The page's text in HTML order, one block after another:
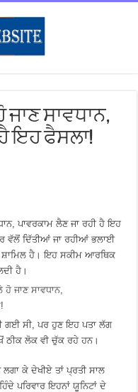
ਜਾਣ ਸਾਵਧਾਨ,
ਇਹ ਫੈਸਲਾ!
ਪਾਵਰਕਾਮ ਲੈਣ ਜਾ ਰਹੀ ਹੈ ਇਹ
ਵੱਲੋਂ ਦਿੱਤੀਆਂ ਜਾ ਰਹੀਆਂ ਭਲਾਈ
ਸ਼ਾਮਿਲ ਹੈ। ਇਹ ਸਕੀਮ ਆਰਥਿਕ
ਹੈ।
ਗਈ ਸੀ, ਪਰ ਹੁਣ ਇਹ ਪਤਾ ਲੱਗ
ਠੀਕ ਲੋਕ ਵੀ ਚੁੱਕ ਰਹੇ ਹਨ।
ਲਗਾ ਕੇ ਦੇਖੀਏ ਤਾਂ ਪ੍ਰਤੀ ਸਾਲ
ਪਰਿਵਾਰ ਇਹਨਾਂ ਯੂਨਿਟਾਂ ਦੇ